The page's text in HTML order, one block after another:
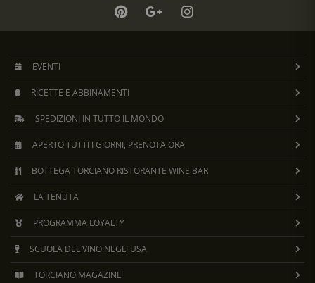
EVENTI
RICETTE E ABBINAMENTI
SPEDIZIONI IN TUTTO IL MONDO
APERTO TUTTI I GIORNI, PRENOTA ORA
BOTTEGA TORCIANO RISTORANTE WINE BAR
LA TENUTA
PROGRAMMA LOYALTY
SCUOLA DEL VINO NEGLI USA
TORCIANO MAGAZINE